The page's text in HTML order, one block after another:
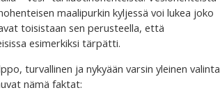
maalipurkin kyljessä voi lukea joko
toisistaan sen perusteella, että
esimerkiksi tärpätti.
turvallinen ja nykyään varsin yleinen valinta
nämä faktat: